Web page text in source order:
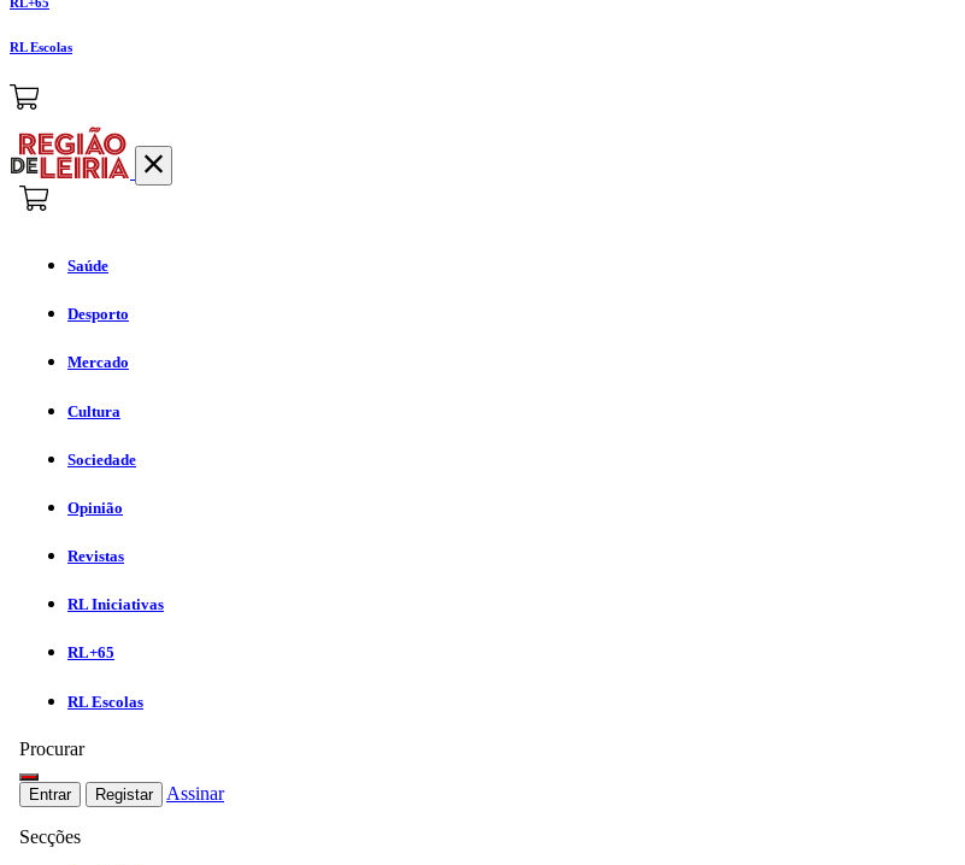
RL Escolas
Saúde
Desporto
Mercado
Cultura
Sociedade
Opinião
Revistas
RL Iniciativas
RL+65
RL Escolas
Procurar
Entrar Registar Assinar
Secções